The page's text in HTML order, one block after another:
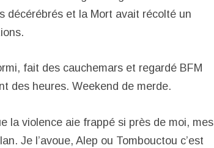
décérébrés et la Mort avait récolté un
fait des cauchemars et regardé BFM
des heures. Weekend de merde.
la violence aie frappé si près de moi, mes
Je l’avoue, Alep ou Tombouctou c’est